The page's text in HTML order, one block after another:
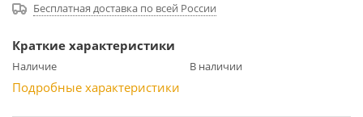
Бесплатная доставка по всей России
Краткие характеристики
Наличие В наличии
Подробные характеристики